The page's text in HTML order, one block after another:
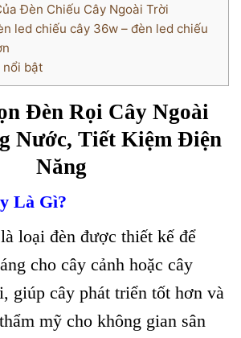
Đèn Chiếu Cây Ngoài Trời
led chiếu cây 36w – đèn led chiếu
nổi bật
Đèn Rọi Cây Ngoài
Nước, Tiết Kiệm Điện
Năng
Là Gì?
loại đèn được thiết kế để
cho cây cảnh hoặc cây
giúp cây phát triển tốt hơn và
mỹ cho không gian sân